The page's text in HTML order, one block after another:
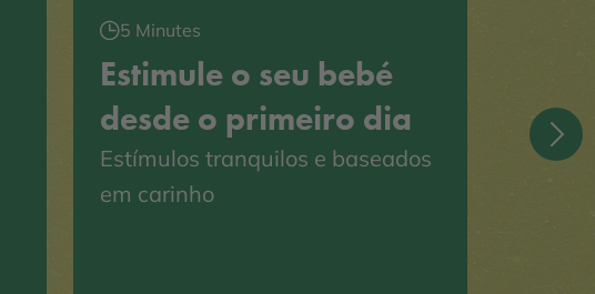
5 Minutes
Estimule o seu bebé
desde o primeiro dia
Estímulos tranquilos e baseados
em carinho
O
No